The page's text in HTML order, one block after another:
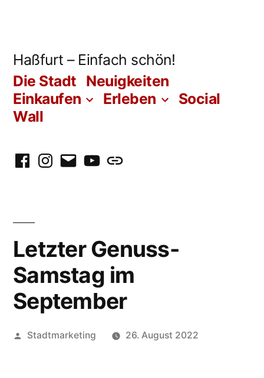
springen
Haßfurt – Einfach schön!
Die Stadt Neuigkeiten
Einkaufen
Erleben
Social
Wall
Facebook
Instagram
E-
YoutubeWhatsApp
Letzter Genuss-
Samstag im
September
Veröffentlicht
Stadtmarketing 26. August 2022